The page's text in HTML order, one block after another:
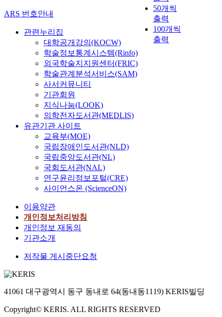
50개씩
출력
100개씩
출력
ARS 번호안내
관련누리집
대학공개강의(KOCW)
학술정보통계시스템(Rinfo)
외국학술지지원센터(FRIC)
학술관계분석서비스(SAM)
사서커뮤니티
기관회원
지식나눔(LOOK)
의학전자도서관(MEDLIS)
유관기관 사이트
교육부(MOE)
국립장애인도서관(NLD)
국립중앙도서관(NL)
국회도서관(NAL)
연구윤리정보포털(CRE)
사이언스온 (ScienceON)
이용약관
개인정보처리방침
개인정보 재동의
기관소개
저작물 게시중단요청
41061 대구광역시 동구 동내로 64(동내동1119) KERIS빌딩
Copyright© KERIS. ALL RIGHTS RESERVED